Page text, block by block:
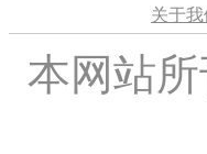
关于我
本网站